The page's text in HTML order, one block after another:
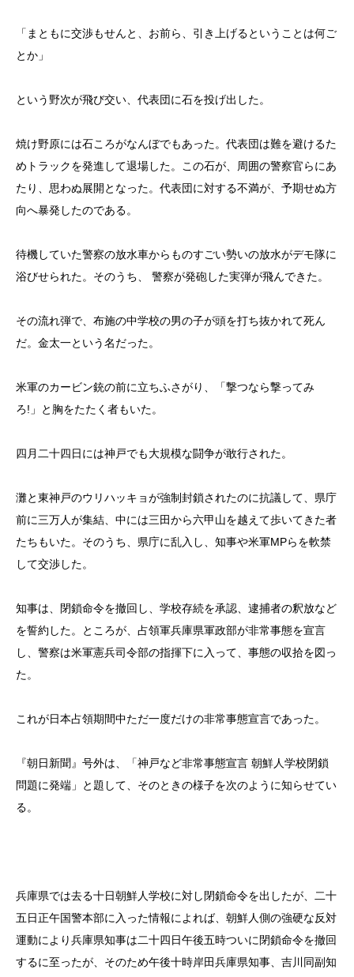
「まともに交渉もせんと、お前ら、引き上げるということは何ご
とか」
という野次が飛び交い、代表団に石を投げ出した。
焼け野原には石ころがなんぼでもあった。代表団は難を避けるた
めトラックを発進して退場した。この石が、周囲の警察官らにあ
たり、思わぬ展開となった。代表団に対する不満が、予期せぬ方
向へ暴発したのである。
待機していた警察の放水車からものすごい勢いの放水がデモ隊に
浴びせられた。そのうち、 警察が発砲した実弾が飛んできた。
その流れ弾で、布施の中学校の男の子が頭を打ち抜かれて死ん
だ。金太一という名だった。
米軍のカービン銃の前に立ちふさがり、「撃つなら撃ってみ
ろ!」と胸をたたく者もいた。
四月二十四日には神戸でも大規模な闘争が敢行された。
灘と東神戸のウリハッキョが強制封鎖されたのに抗議して、県庁
前に三万人が集結、中には三田から六甲山を越えて歩いてきた者
たちもいた。そのうち、県庁に乱入し、知事や米軍MPらを軟禁
して交渉した。
知事は、閉鎖命令を撤回し、学校存続を承認、逮捕者の釈放など
を誓約した。ところが、占領軍兵庫県軍政部が非常事態を宣言
し、警察は米軍憲兵司令部の指揮下に入って、事態の収拾を図っ
た。
これが日本占領期間中ただ一度だけの非常事態宣言であった。
『朝日新聞』号外は、「神戸など非常事態宣言 朝鮮人学校閉鎖
問題に発端」と題して、そのときの様子を次のように知らせてい
る。
兵庫県では去る十日朝鮮人学校に対し閉鎖命令を出したが、二十
五日正午国警本部に入った情報によれば、朝鮮人側の強硬な反対
運動により兵庫県知事は二十四日午後五時ついに閉鎖命令を撤回
するに至ったが、そのため午後十時岸田兵庫県知事、吉川同副知